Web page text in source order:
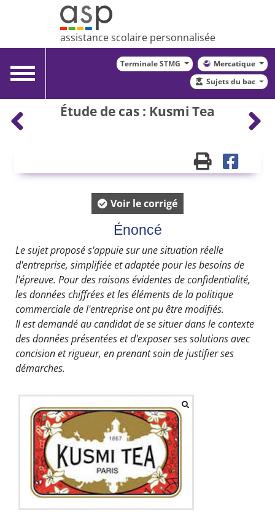
assistance scolaire personnalisée
Toggle
Terminale STMG
Mercatique
Sujets du bac
Étude de cas : Kusmi Tea
Voir le corrigé
Énoncé
Le sujet proposé s'appuie sur une situation réelle
d'entreprise, simplifiée et adaptée pour les besoins de
l'épreuve. Pour des raisons évidentes de confidentialité,
les données chiffrées et les éléments de la politique
commerciale de l'entreprise ont pu être modifiés.
Il est demandé au candidat de se situer dans le contexte
des données présentées et d'exposer ses solutions avec
concision et rigueur, en prenant soin de justifier ses
démarches.